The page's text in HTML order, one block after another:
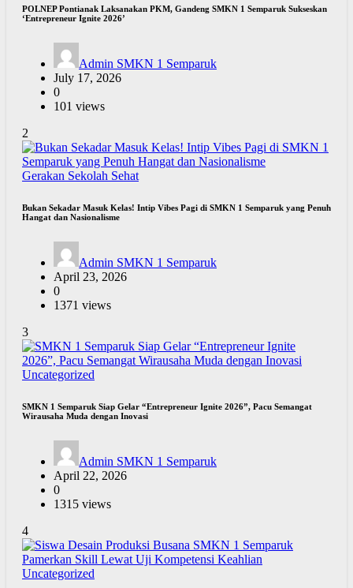
POLNEP Pontianak Laksanakan PKM, Gandeng SMKN 1 Semparuk Sukseskan
‘Entrepreneur Ignite 2026’
Admin SMKN 1 Semparuk
July 17, 2026
0
101 views
2
Gerakan Sekolah Sehat
Bukan Sekadar Masuk Kelas! Intip Vibes Pagi di SMKN 1 Semparuk yang Penuh
Hangat dan Nasionalisme
Admin SMKN 1 Semparuk
April 23, 2026
0
1371 views
3
Uncategorized
SMKN 1 Semparuk Siap Gelar “Entrepreneur Ignite 2026”, Pacu Semangat
Wirausaha Muda dengan Inovasi
Admin SMKN 1 Semparuk
April 22, 2026
0
1315 views
4
Uncategorized